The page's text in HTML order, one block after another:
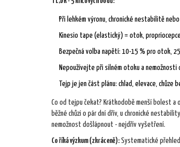
Při lehkém výronu, chronické nestabilitě
Kinesio tape (elastický) = otok,
Bezpečná volba napětí: 10-15 % pro otok,
Nepoužívejte při silném otoku a nemožnosti
Tejp je jen část plánu: chlad, elevace, chůze
Co od tejpu čekat? Krátkodobě menší bolest a
běžné chůzi o pár dní dřív, u chronické
nemožnost došlápnout - nejdřív vyšetření.
Co říká výzkum (zkráceně): Systematické